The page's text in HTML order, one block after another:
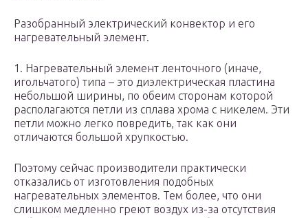
Разобранный электрический конвектор и его
нагревательный элемент.
1. Нагревательный элемент ленточного (иначе,
игольчатого) типа – это диэлектрическая пластина
небольшой ширины, по обеим сторонам которой
располагаются петли из сплава хрома с никелем. Эти
петли можно легко повредить, так как они
отличаются большой хрупкостью.
Поэтому сейчас производители практически
отказались от изготовления подобных
нагревательных элементов. Тем более, что они
слишком медленно греют воздух из-за отсутствия